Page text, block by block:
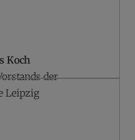
Koch
der
Leipzig